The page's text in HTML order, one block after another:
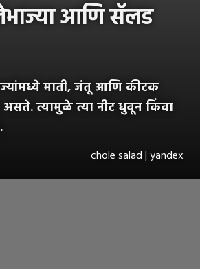
आणि सॅलड
माती, जंतू आणि कीटक
त्यामुळे त्या नीट धुवून किंवा
chole salad | yandex